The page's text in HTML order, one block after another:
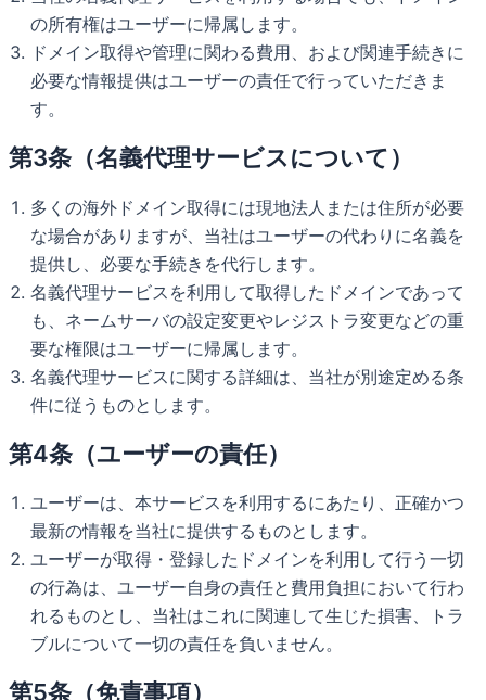
の所有権はユーザーに帰属します。
ドメイン取得や管理に関わる費用、および関連手続きに
必要な情報提供はユーザーの責任で行っていただきま
す。
第3条（名義代理サービスについて）
多くの海外ドメイン取得には現地法人または住所が必要
な場合がありますが、当社はユーザーの代わりに名義を
提供し、必要な手続きを代行します。
名義代理サービスを利用して取得したドメインであって
も、ネームサーバの設定変更やレジストラ変更などの重
要な権限はユーザーに帰属します。
名義代理サービスに関する詳細は、当社が別途定める条
件に従うものとします。
第4条（ユーザーの責任）
ユーザーは、本サービスを利用するにあたり、正確かつ
最新の情報を当社に提供するものとします。
ユーザーが取得・登録したドメインを利用して行う一切
の行為は、ユーザー自身の責任と費用負担において行わ
れるものとし、当社はこれに関連して生じた損害、トラ
ブルについて一切の責任を負いません。
第5条（免責事項）